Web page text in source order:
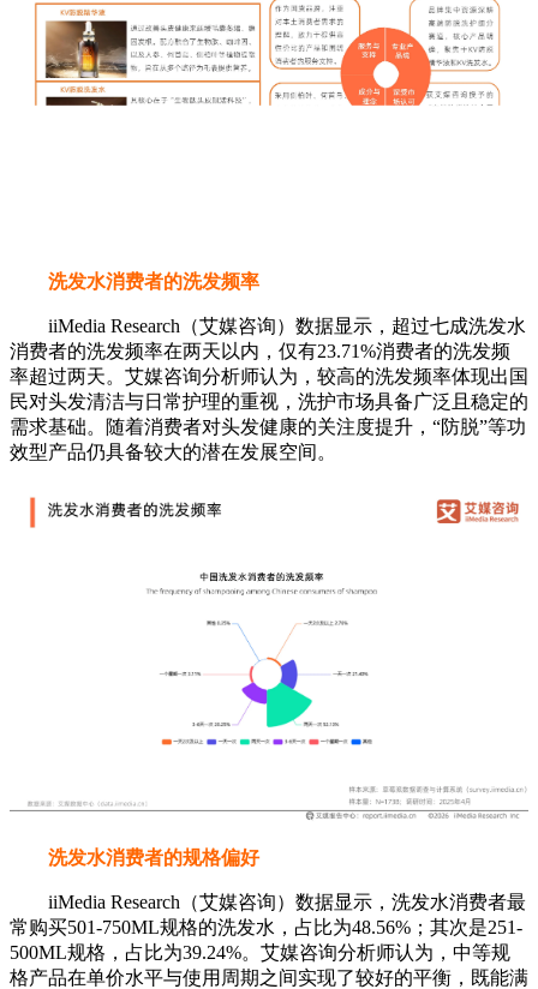
消费者的洗发频率在两天以内，仅有23.71%消费者的洗发频
率超过两天。艾媒咨询分析师认为，较高的洗发频率体现出国
民对头发清洁与日常护理的重视，洗护市场具备广泛且稳定的
需求基础。随着消费者对头发健康的关注度提升，“防脱”等功
效型产品仍具备较大的潜在发展空间。
洗发水消费者的规格偏好
常购买501-750ML规格的洗发水，占比为48.56%；其次是251-
格产品在单价水平与使用周期之间实现了较好的平衡，既能满
足家庭或个人阶段性使用需求，又具备一定性价比优势，更符
合主流消费习惯。基于此，相关企业可围绕中等规格产品优化
产品组合与定价策略，同时结合功能细分与场景化需求，提升
产品复购率与用户黏性。